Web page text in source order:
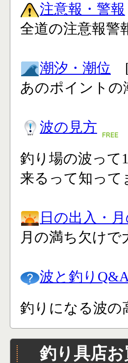
注意報・警報
全道の注意報警
潮汐・潮位 [
あのポイントの
波の見方
釣り場の波って
来るって知って
日の出入・
月の満ち欠けで
波と釣りQ&A
釣りになる波の
釣り具店